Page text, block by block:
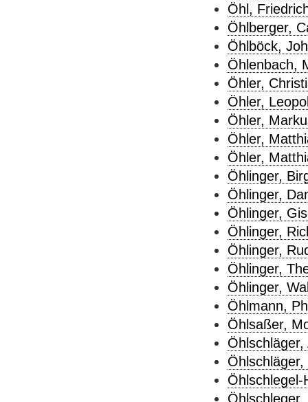
Öhl,
Öhlberger,
Öhlböck,
Öhlenbach,
Öhler,
Öhler,
Öhler,
Öhler,
Öhler,
Öhlinger,
Öhlinger,
Öhlinger,
Öhlinger,
Öhlinger,
Öhlinger,
Öhlinger,
Öhlmann,
Öhlsaßer,